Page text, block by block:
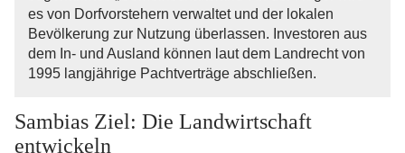
es von Dorfvorstehern verwaltet und der lokalen
Bevölkerung zur Nutzung überlassen. Investoren aus
dem In- und Ausland können laut dem Landrecht von
1995 langjährige Pachtverträge abschließen.
Sambias Ziel: Die Landwirtschaft
entwickeln